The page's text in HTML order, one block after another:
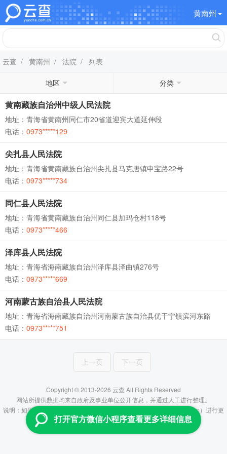
黄南州
云查 / 黄南州 / 法院 / 列表
地区 分类
黄南藏族自治州中级人民法院
地址：青海省黄南州同仁市20省道迎宾大道延伸段
电话： 0973*****129
尖扎县人民法院
地址：青海省黄南藏族自治州尖扎县马克唐镇申宝路22号
电话： 0973*****734
同仁县人民法院
地址：青海省黄南藏族自治州同仁县加玛仓村118号
电话： 0973*****466
泽库县人民法院
地址：青海省海南藏族自治州泽库县泽曲镇276号
电话： 0973*****669
河南蒙古族自治县人民法院
地址：青海省海南藏族自治州河南蒙古族自治县优干宁镇滨河东路
电话： 0973*****751
上一页 下一页
Copyright © 2013-2026 云查 All Rights Reserved
网站所提供数据均来自政府及事业单位公开信息，并通过人工进行整理。
说明：如平台所提供信息有误，烦请联系管理员（fenzhiyun@aliyun.com）进行更
正，谢谢！
打开官方微信小程序查看更多详细信息